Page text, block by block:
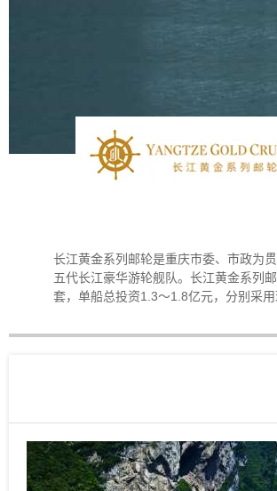
长江黄金系列邮轮是重庆市委、市政为
五代长江豪华游轮舰队。长江黄金系列
套，单船总投资1.3～1.8亿元，分别采
你高尔夫、恒温游泳池等70多项功能元